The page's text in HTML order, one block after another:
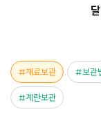
재료보관 보관
계란보관